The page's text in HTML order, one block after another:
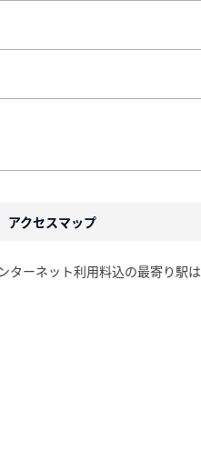
アクセスマップ
ターネット利用料込の最寄り駅は